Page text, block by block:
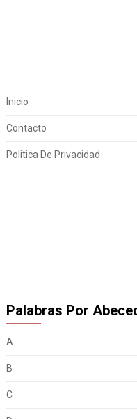
Inicio
Contacto
Politica De Privacidad
Palabras Por
A
B
C